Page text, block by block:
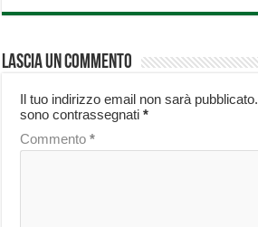
Lascia un commento
Il tuo indirizzo email non sarà pubblicato.
sono contrassegnati*
Commento*